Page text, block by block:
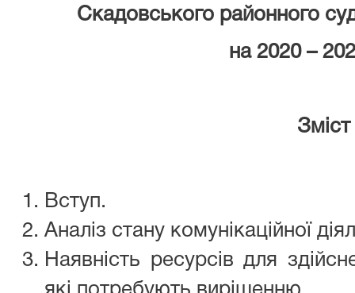
Скадовського районного
на 2020 –
Зміст
Вступ.
Аналіз стану комунікаційної
Наявність ресурсів для